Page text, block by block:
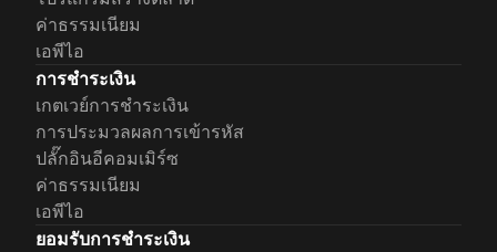
ค่าธรรมเนียม
เอพีไอ
การชำระเงิน
เกตเวย์การชำระเงิน
การประมวลผลการเข้ารหัส
ปลั๊กอินอีคอมเมิร์ซ
ค่าธรรมเนียม
เอพีไอ
ยอมรับการชำระเงิน